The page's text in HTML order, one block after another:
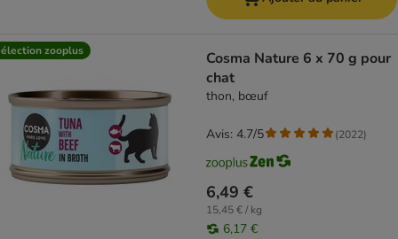
zooplus
Cosma Nature 6 x 70 g pour
chat
thon, bœuf
6,49 €
15,45 € / kg
6,17 €
Avis: 4.7/5 (2022)